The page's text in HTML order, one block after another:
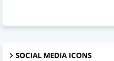
SOCIAL MEDIA ICONS